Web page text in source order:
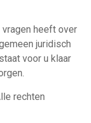
heeft over
juridisch
voor u klaar
rechten